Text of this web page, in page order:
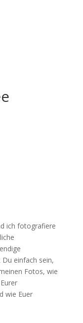
ich fotografiere
einfach sein,
Fotos, wie
wie Euer